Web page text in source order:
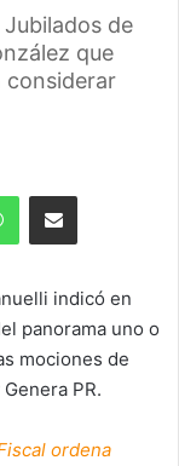
de
que
considerar
WhatsAppShare via Email
indicó en
panorama uno o
mociones de
PR.
ordena